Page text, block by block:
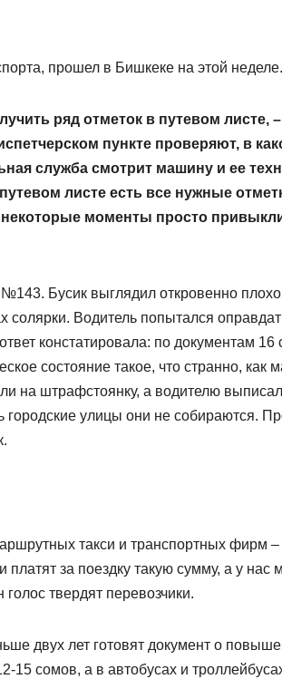
прошел в Бишкеке на этой неделе.
ряд отметок в путевом листе, –
пункте проверяют, в
служба смотрит машину и ее
листе есть все нужные
моменты просто
Бусик выглядил откровенно
Водитель попытался
констатировала: по документам 16
состояние такое, что странно, как
на штрафстоянку, а водителю
городские улицы они не собираются.
такси и транспортных фирм
за поездку такую сумму, а у нас
твердят перевозчики.
двух лет готовят документ о
15 сомов, а в автобусах и